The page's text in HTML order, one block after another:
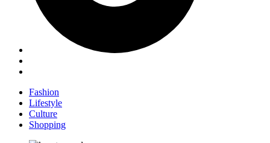
Fashion
Lifestyle
Culture
Shopping